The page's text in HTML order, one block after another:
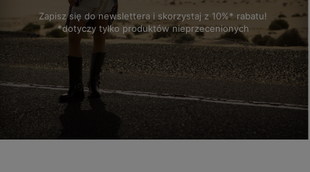
Zapisz się do newslettera i skorzystaj z 10%* rabatu!
*dotyczy tylko produktów nieprzecenionych